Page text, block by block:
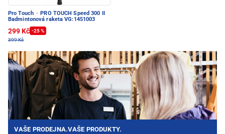
Pro Touch · PRO TOUCH Speed 300 II
Badmintonová raketa VG:1451003
299 Kč -25 %
399 Kč
VAŠE PRODEJNA.VAŠE PRODUKTY.